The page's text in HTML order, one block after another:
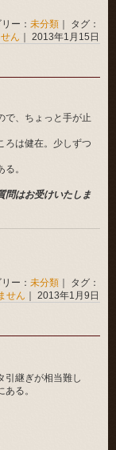
ー： 未分類｜ タグ：
ん ｜ 2013年1月15日
で、ちょっと手が止
ろは健在。少しずつ
。
問はお受けいたしま
ー： 未分類｜ タグ：
せん ｜ 2013年1月9日
引継ぎが相当難し
る。